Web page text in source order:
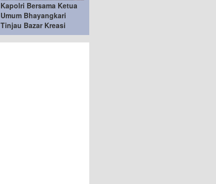
Kapolri Bersama Ketua
Umum Bhayangkari
Tinjau Bazar Kreasi
Bhayangkari Nusantara
2026